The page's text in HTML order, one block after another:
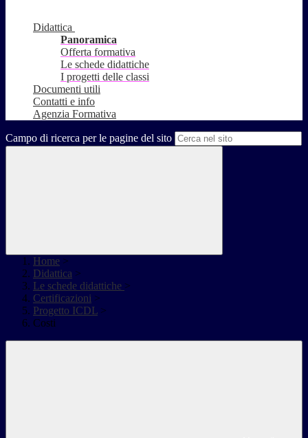
Didattica
Panoramica
Offerta formativa
Le schede didattiche
I progetti delle classi
Documenti utili
Contatti e info
Agenzia Formativa
Campo di ricerca per le pagine del sito
Home >
Didattica >
Le schede didattiche >
Certificazioni >
Progetto ICDL >
Costi